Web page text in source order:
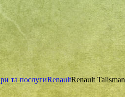
та послугиRenaultRenault Talisman